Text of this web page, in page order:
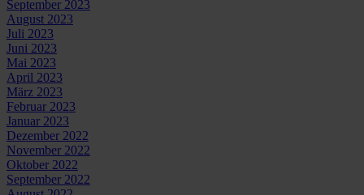
September 2023
August 2023
Juli 2023
Juni 2023
Mai 2023
April 2023
März 2023
Februar 2023
Januar 2023
Dezember 2022
November 2022
Oktober 2022
September 2022